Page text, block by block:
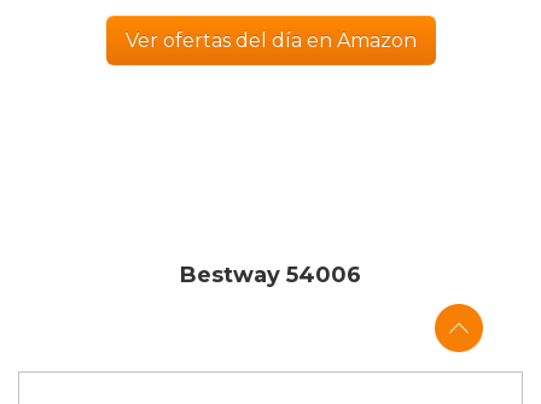
Ver ofertas del día en Amazon
Bestway 54006